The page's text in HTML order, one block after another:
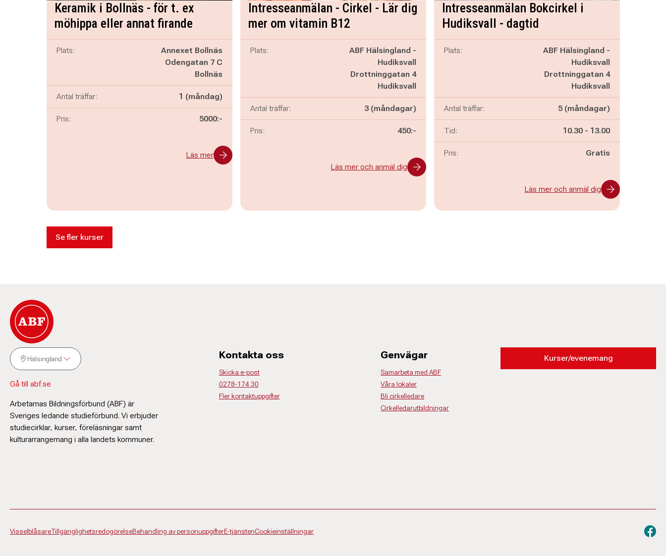
Keramik i Bollnäs - för t. ex
möhippa eller annat firande
Plats:
Annexet Bollnäs
Odengatan 7 C
Bollnäs
Antal träffar: 1 (måndag)
Pris: 5000:-
Läs mer
Intresseanmälan - Cirkel - Lär dig
mer om vitamin B12
Plats:
ABF Hälsingland -
Hudiksvall
Drottninggatan 4
Hudiksvall
Antal träffar: 3 (måndagar)
Pris: 450:-
Läs mer och anmäl dig
Intresseanmälan Bokcirkel i
Hudiksvall - dagtid
Plats:
ABF Hälsingland -
Hudiksvall
Drottninggatan 4
Hudiksvall
Antal träffar: 5 (måndagar)
Tid: Pågår mellan
10.30 - och
13.00
Pris: Gratis
Läs mer och anmäl dig
Se fler kurser
Hälsingland
Gå till abf.se
Arbetarnas Bildningsförbund (ABF) är
Sveriges ledande studieförbund. Vi erbjuder
studiecirklar, kurser, föreläsningar samt
kulturarrangemang i alla landets kommuner.
Kontakta oss
Skicka e-post
0278-174 30
Fler kontaktuppgifter
Genvägar
Samarbeta med ABF
Våra lokaler
Bli cirkelledare
Cirkelledarutbildningar
Kurser/evenemang
VisselblåsareTillgänglighetsredogörelseBehandling av personuppgifterE-tjänstenCookieinställningar